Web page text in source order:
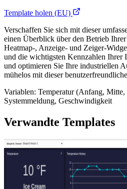
Template holen (EU)
Verschaffen Sie sich mit dieser
einen Überblick über den Betrieb
Heatmap-, Anzeige- und Zeiger-
und die wichtigsten Kennzahlen Ihrer
und optimieren Sie Ihre industriellen
mühelos mit dieser
Variablen: Temperatur (Anfang,
Systemmeldung, Geschwindigkeit
Verwandte Templates